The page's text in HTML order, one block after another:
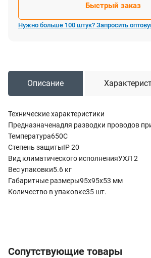
Быстрый заказ
Нужно больше 100 штук? Запросить
Описание
Технические характеристики
Предназначенадля разводки проводов
Температура650С
Степень защитыIP 20
Вид климатического исполненияУХЛ 2
Вес упаковки5.6 кг
Габаритные размеры95х95х53 мм
Количество в упаковке35 шт.
Сопутствующие товары